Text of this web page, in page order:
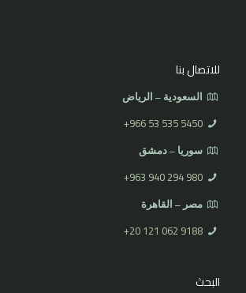
للاتصال بنا
السعودية – الرياض
⁦+966 53 535 5450
سوريا – دمشق
⁦+963 940 294 980⁩
مصر – القاهرة
⁦+20 121 062 9188⁩
البحث